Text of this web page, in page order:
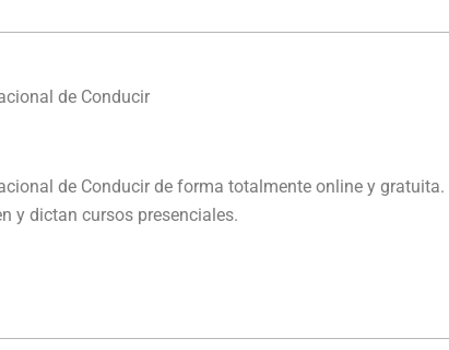
de Conducir
de Conducir de forma totalmente online y
y dictan cursos presenciales.